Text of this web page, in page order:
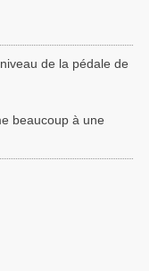
de la pédale de
beaucoup à une